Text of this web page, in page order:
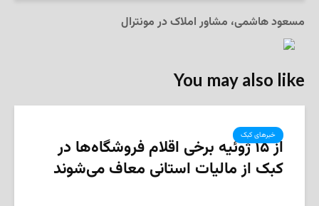
مسعود هاشمی، مشاور املاک در مونترال
You may also like
خبرهای کبک
از ۱۵ ژوئیه برخی اقلام فروشگاه‌ها در
کبک از مالیات استانی معاف می‌شوند